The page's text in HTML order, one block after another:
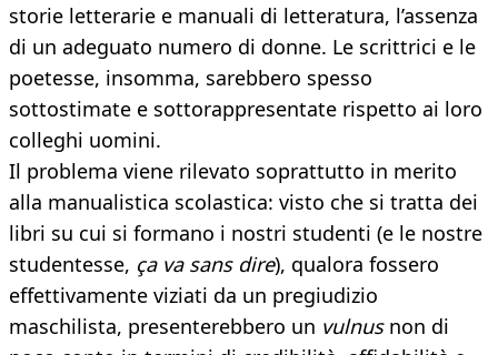
storie letterarie e manuali di letteratura, l’assenza
di un adeguato numero di donne. Le scrittrici e le
poetesse, insomma, sarebbero spesso
sottostimate e sottorappresentate rispetto ai loro
colleghi uomini.
Il problema viene rilevato soprattutto in merito
alla manualistica scolastica: visto che si tratta dei
libri su cui si formano i nostri studenti (e le nostre
studentesse, ça va sans dire), qualora fossero
effettivamente viziati da un pregiudizio
maschilista, presenterebbero un vulnusnon di